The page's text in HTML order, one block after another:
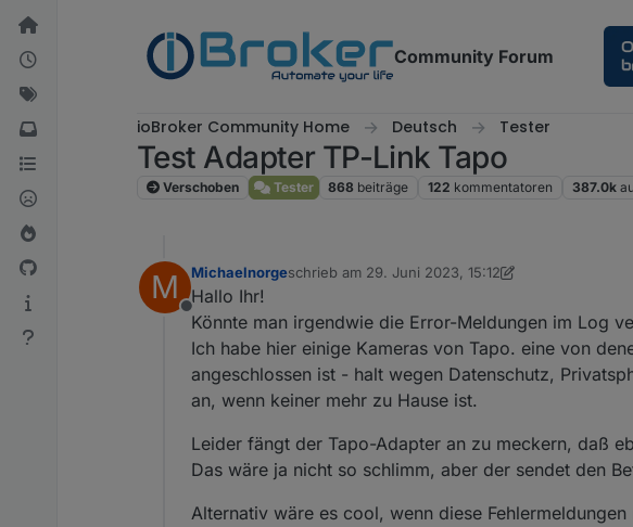
Weiter zum Inhalt
Community Forum
ioBroker Community Home Deutsch Tester
Test Adapter TP-Link Tapo
Verschoben Tester 868 beiträge 122 kommentatoren 387.0k
M
Offline
Michaelnorgeschrieb am 29. Juni 2023, 15:12
zuletzt editiert von Michaelnorge
Hallo Ihr!
Könnte man irgendwie die Error-Meldungen im Log
Ich habe hier einige Kameras von Tapo. eine von
angeschlossen ist - halt wegen Datenschutz,
an, wenn keiner mehr zu Hause ist.
Leider fängt der Tapo-Adapter an zu meckern, daß
Das wäre ja nicht so schlimm, aber der sendet den
Alternativ wäre es cool, wenn diese